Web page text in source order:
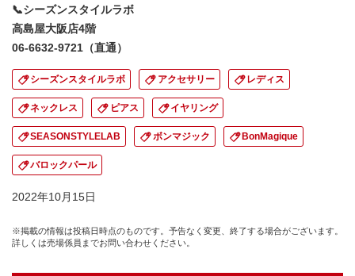
📞シーズンスタイルラボ
高島屋大阪店4階
06-6632-9721（直通）
シーズンスタイルラボ アクセサリー レディス
ネックレス ピアス イヤリング
SEASONSTYLELAB ボンマジック BonMagique
バロックパール
2022年10月15日
※掲載の情報は投稿日時点のものです。予告なく変更、終了する場合がございます。
詳しくは売場係員までお問い合わせください。